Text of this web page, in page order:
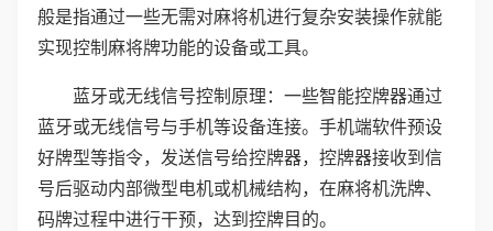
般是指通过一些无需对麻将机进行复杂安装操作就能
实现控制麻将牌功能的设备或工具。
蓝牙或无线信号控制原理：一些智能控牌器通过
蓝牙或无线信号与手机等设备连接。手机端软件预设
好牌型等指令，发送信号给控牌器，控牌器接收到信
号后驱动内部微型电机或机械结构，在麻将机洗牌、
码牌过程中进行干预，达到控牌目的。